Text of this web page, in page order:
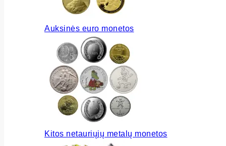
Auksinės euro monetos
Kitos netauriųjų metalų monetos